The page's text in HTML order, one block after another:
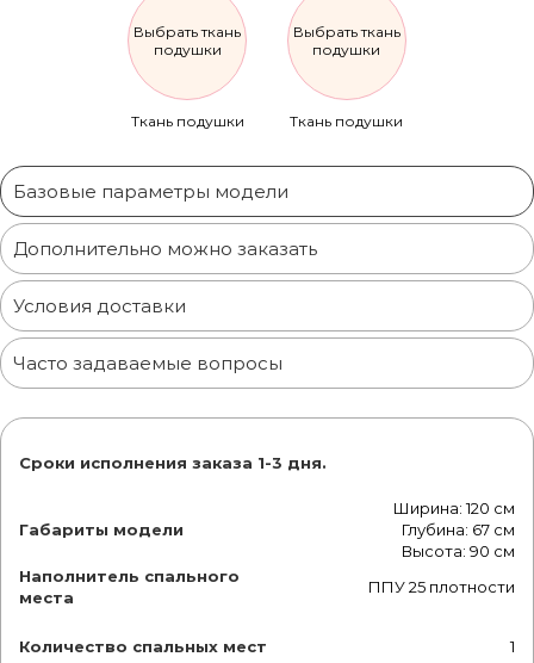
Выбрать ткань
подушки
Ткань подушки
Выбрать ткань
подушки
Ткань подушки
Базовые параметры модели
Дополнительно можно заказать
Условия доставки
Часто задаваемые вопросы
Сроки исполнения заказа 1-3 дня.
Габариты модели
Ширина: 120 см
Глубина: 67 см
Высота: 90 см
Наполнитель спального
места
ППУ 25 плотности
Количество спальных мест 1